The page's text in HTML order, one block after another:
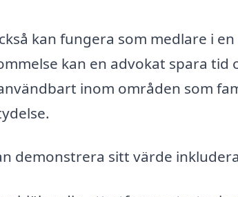
kan fungera som medlare i
kan en advokat spara tid
inom områden som
demonstrera sitt värde